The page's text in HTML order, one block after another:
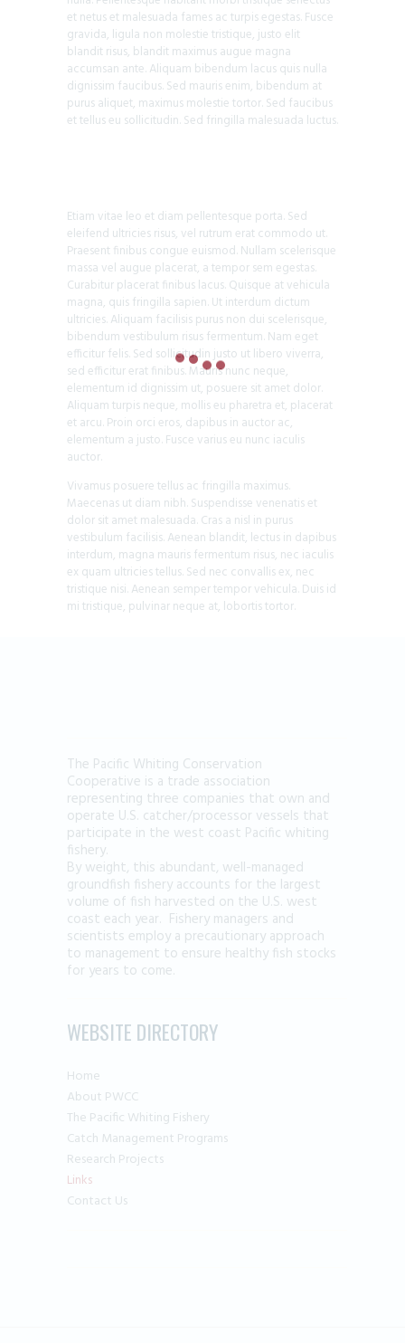
et netus et malesuada fames ac turpis egestas. Fusce
gravida, ligula non molestie tristique, justo elit
blandit risus, blandit maximus augue magna
accumsan ante. Aliquam bibendum lacus quis nulla
dignissim faucibus. Sed mauris enim, bibendum at
purus aliquet, maximus molestie tortor. Sed faucibus
et tellus eu sollicitudin. Sed fringilla malesuada luctus.
Etiam vitae leo et diam pellentesque porta. Sed
eleifend ultricies risus, vel rutrum erat commodo ut.
Praesent finibus congue euismod. Nullam scelerisque
massa vel augue placerat, a tempor sem egestas.
Curabitur placerat finibus lacus. Quisque at vehicula
magna, quis fringilla sapien. Ut interdum dictum
ultricies. Aliquam facilisis purus non dui scelerisque,
bibendum vestibulum risus fermentum. Nam eget
efficitur felis. Sed sollicitudin justo ut libero viverra,
sed efficitur erat finibus. Mauris nunc neque,
elementum id dignissim ut, posuere sit amet dolor.
Aliquam turpis neque, mollis eu pharetra et, placerat
et arcu. Proin orci eros, dapibus in auctor ac,
elementum a justo. Fusce varius eu nunc iaculis
auctor.
Vivamus posuere tellus ac fringilla maximus.
Maecenas ut diam nibh. Suspendisse venenatis et
dolor sit amet malesuada. Cras a nisl in purus
vestibulum facilisis. Aenean blandit, lectus in dapibus
interdum, magna mauris fermentum risus, nec iaculis
ex quam ultricies tellus. Sed nec convallis ex, nec
tristique nisi. Aenean semper tempor vehicula. Duis id
mi tristique, pulvinar neque at, lobortis tortor.
The Pacific Whiting Conservation
Cooperative is a trade association
representing three companies that own and
operate U.S. catcher/processor vessels that
participate in the west coast Pacific whiting
fishery.
By weight, this abundant, well-managed
groundfish fishery accounts for the largest
volume of fish harvested on the U.S. west
coast each year. Fishery managers and
scientists employ a precautionary approach
to management to ensure healthy fish stocks
for years to come.
WEBSITE DIRECTORY
Home
About PWCC
The Pacific Whiting Fishery
Catch Management Programs
Research Projects
Links
Contact Us